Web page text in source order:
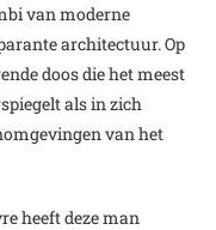
van moderne
architectuur. Op
doos die het meest
als in zich
van het
heeft deze man